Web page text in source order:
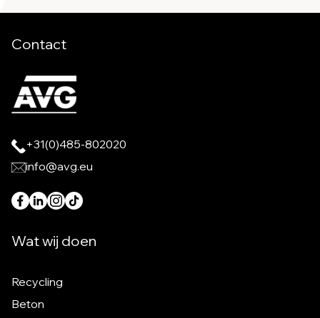
Contact
+31(0)485-802020
info@avg.eu
Wat wij doen
Recycling
Beton